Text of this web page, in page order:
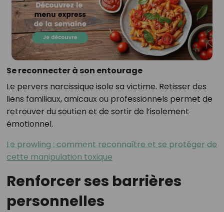
Se reconnecter à son entourage
Le pervers narcissique isole sa victime. Retisser des
liens familiaux, amicaux ou professionnels permet de
retrouver du soutien et de sortir de l’isolement
émotionnel.
Le prowling : comment reconnaître et se protéger de
cette manipulation toxique
Renforcer ses barrières
personnelles